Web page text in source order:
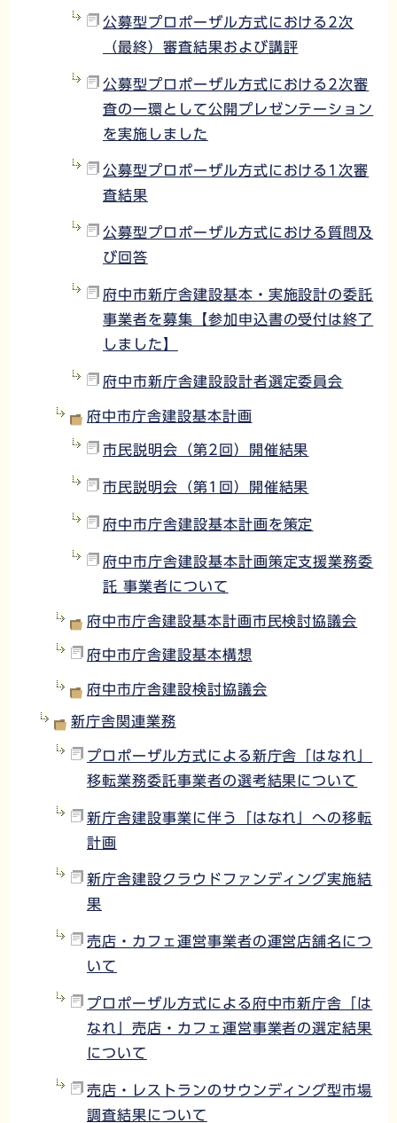
公募型プロポーザル方式における2次
（最終）審査結果および講評
公募型プロポーザル方式における2次審
査の一環として公開プレゼンテーション
を実施しました
公募型プロポーザル方式における1次審
査結果
公募型プロポーザル方式における質問及
び回答
府中市新庁舎建設基本・実施設計の委託
事業者を募集【参加申込書の受付は終了
しました】
府中市新庁舎建設設計者選定委員会
府中市庁舎建設基本計画
市民説明会（第2回）開催結果
市民説明会（第1回）開催結果
府中市庁舎建設基本計画を策定
府中市庁舎建設基本計画策定支援業務委
託 事業者について
府中市庁舎建設基本計画市民検討協議会
府中市庁舎建設基本構想
府中市庁舎建設検討協議会
新庁舎関連業務
プロポーザル方式による新庁舎「はなれ」
移転業務委託事業者の選考結果について
新庁舎建設事業に伴う「はなれ」への移転
計画
新庁舎建設クラウドファンディング実施結
果
売店・カフェ運営事業者の運営店舗名につ
いて
プロポーザル方式による府中市新庁舎「は
なれ」売店・カフェ運営事業者の選定結果
について
売店・レストランのサウンディング型市場
調査結果について